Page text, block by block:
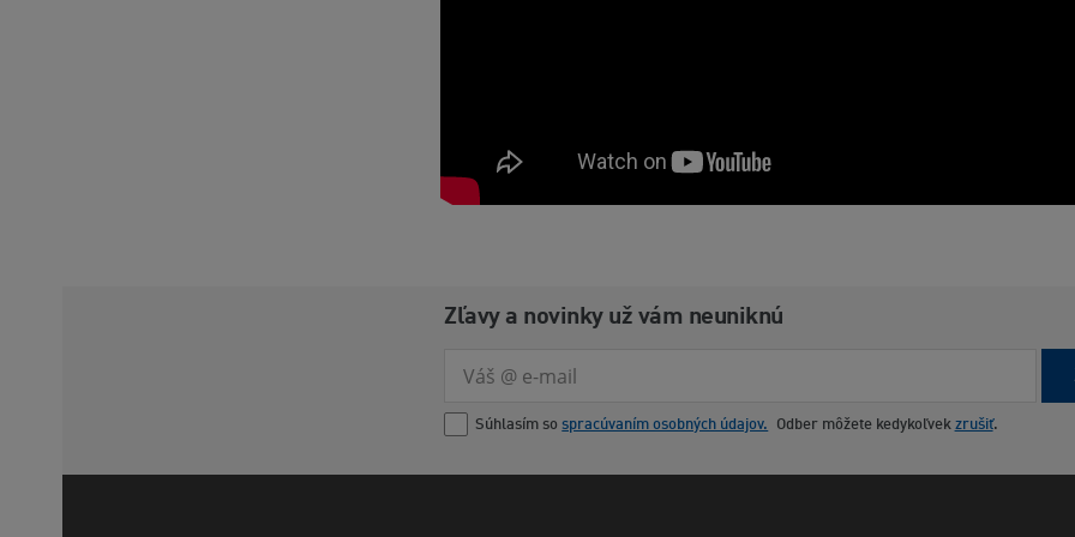
Zľavy a novinky už vám neuniknú
Súhlasím so spracúvaním osobných údajov. Odber môžete kedykoľvek zrušiť.